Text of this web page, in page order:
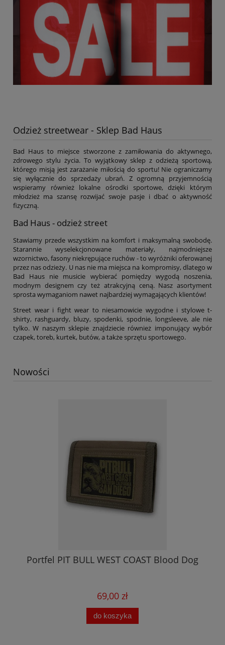
Odzież streetwear - Sklep Bad Haus
Bad Haus to miejsce stworzone z zamiłowania do aktywnego,
zdrowego stylu życia. To wyjątkowy sklep z odzieżą sportową,
którego misją jest zarażanie miłością do sportu! Nie ograniczamy
się wyłącznie do sprzedaży ubrań. Z ogromną przyjemnością
wspieramy również lokalne ośrodki sportowe, dzięki którym
młodzież ma szansę rozwijać swoje pasje i dbać o aktywność
fizyczną.
Bad Haus - odzież street
Stawiamy przede wszystkim na komfort i maksymalną swobodę.
Starannie wyselekcjonowane materiały, najmodniejsze
wzornictwo, fasony niekrępujące ruchów - to wyróżniki oferowanej
przez nas odzieży. U nas nie ma miejsca na kompromisy, dlatego w
Bad Haus nie musicie wybierać pomiędzy wygodą noszenia,
modnym designem czy też atrakcyjną ceną. Nasz asortyment
sprosta wymaganiom nawet najbardziej wymagających klientów!
Street wear i fight wear to niesamowicie wygodne i stylowe t-
shirty, rashguardy, bluzy, spodenki, spodnie, longsleeve, ale nie
tylko. W naszym sklepie znajdziecie również imponujący wybór
czapek, toreb, kurtek, butów, a także sprzętu sportowego.
Nowości
Portfel PIT BULL WEST COAST Blood Dog
69,00 zł
do koszyka